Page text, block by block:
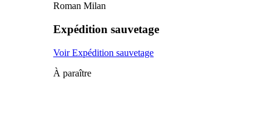
Roman Milan
Expédition sauvetage
Voir Expédition sauvetage
À paraître